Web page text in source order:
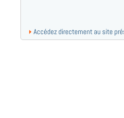
Accédez directement au site